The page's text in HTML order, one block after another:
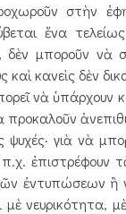
στὴν
ἕνα
μποροῦν νὰ
κανεὶς δὲν
νὰ ­ὑπάρχουν
προκαλοῦν
ψυχές· γιὰ νὰ
ἐπιστρέφουν
ἐντυπώσεων
νευρικότητα,